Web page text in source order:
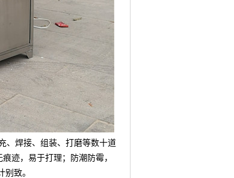
、焊接、组装、打磨等数十道
迹，易于打理；防潮防霉，
致。